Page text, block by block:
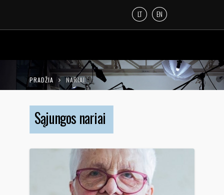
LT EN
PRADŽIA NARIAI
Sąjungos nariai